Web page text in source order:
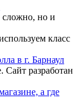
сложно, но и
класс
в г. Барнаул
Сайт разработан
а где